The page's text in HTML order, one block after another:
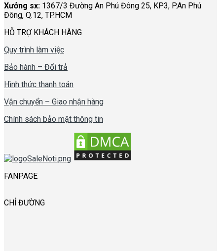
Xưởng sx: 1367/3 Đường An Phú Đông 25, KP3, P.An Phú
Đông, Q.12, TP.HCM
HỖ TRỢ KHÁCH HÀNG
Quy trình làm việc
Bảo hành – Đổi trả
Hình thức thanh toán
Vận chuyển – Giao nhận hàng
Chính sách bảo mật thông tin
FANPAGE
CHỈ ĐƯỜNG